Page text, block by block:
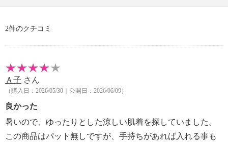
・洗濯機：可
・タンブル乾燥：不可
・自然乾燥：日陰の吊り干し
・ドライクリーニング：不可
【個体差あり】
・個体差あり
【その他】
【ブラジャー相当サイズ】
・Ｍ：Ａ７０−７５Ｂ７０−７５Ｃ７０
・Ｌ：Ａ８０Ｂ８０Ｃ７５Ｄ７０−７５Ｅ７０
2件のクチコミ
Ａ子 さん
（購入日：2026/05/30｜公開日：2026/06/09）
良かった
暑いので、ゆったりとした涼しい肌着を探していました。
この商品はパット無しですが、手持ちがあれば入れる事も